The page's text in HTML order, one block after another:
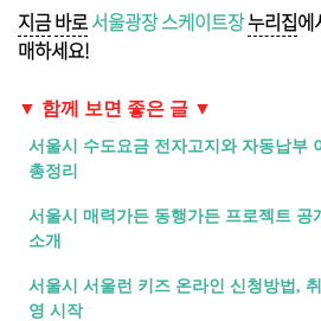
지금바로서울광장 스케이트장누리집에
매하세요!
▼ 함께 보면 좋은 글 ▼
서울시 수도요금 전자고지와 자동납부
총정리
서울시 매력가든 동행가든 프로젝트 공
소개
서울시 서울런 키즈 온라인 신청방법,
영 시작